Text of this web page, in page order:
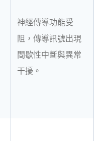
神經傳導功能受
阻，傳導訊號出現
間歇性中斷與異常
干擾。